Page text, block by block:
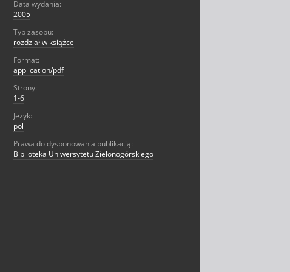
Data wydania:
2005
Typ zasobu:
rozdział w książce
Format:
application/pdf
Strony:
1-6
Jezyk:
pol
Prawa do dysponowania publikacją:
Biblioteka Uniwersytetu Zielonogórskiego